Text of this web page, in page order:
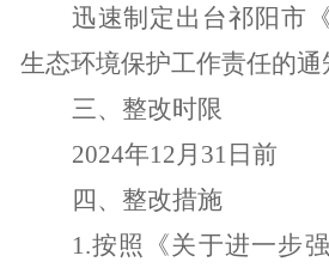
迅速制定出台祁阳市
生态环境保护工作责任的通
三、整改时限
2024年12月 31 日前
四、整改措施
1.按照《关于进一步